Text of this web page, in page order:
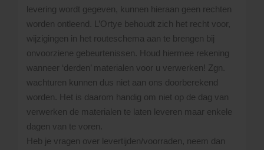
levering wordt gegeven, kunnen hieraan geen rechten
worden ontleend. L’Ortye behoudt zich het recht voor,
wijzigingen in het routeschema aan te brengen bij
onvoorziene gebeurtenissen. Houd hiermee rekening
wanneer ‘derden’ materialen voor u verwerken! Zgn.
wachturen kunnen dus niet aan ons doorberekend
worden. Het is daarom handig om niet op de dag van
verwerken de materialen te laten leveren maar enkele
dagen van te voren.
Heb je vragen over levertijden/voorraden, neem dan